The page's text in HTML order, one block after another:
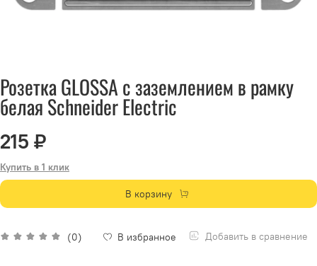
Розетка GLOSSA с заземлением в рамку
белая Schneider Electric
(0) В избранное Добавить в сравнение
215 ₽
Купить в 1 клик
В корзину